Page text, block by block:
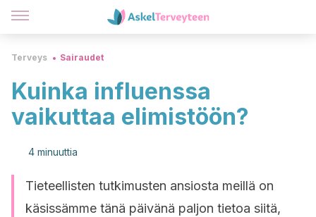
Terveys Sairaudet
Kuinka influenssa
vaikuttaa elimistöön?
4 minuuttia
Tieteellisten tutkimusten ansiosta meillä on
käsissämme tänä päivänä paljon tietoa siitä,